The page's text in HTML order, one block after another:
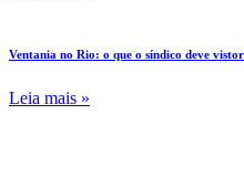
Ventania no Rio: o que o síndico deve
Leia mais »